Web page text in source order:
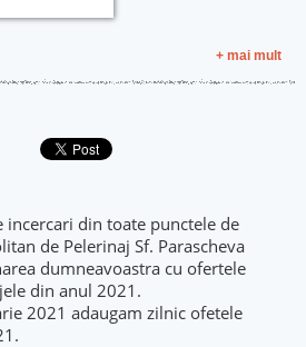
+ mai mult
din toate punctele de
de Pelerinaj Sf. Parascheva
dumneavoastra cu ofertele
din anul 2021.
2021 adaugam zilnic ofetele